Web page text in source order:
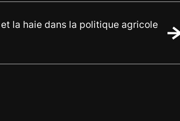
la haie dans la politique agricole